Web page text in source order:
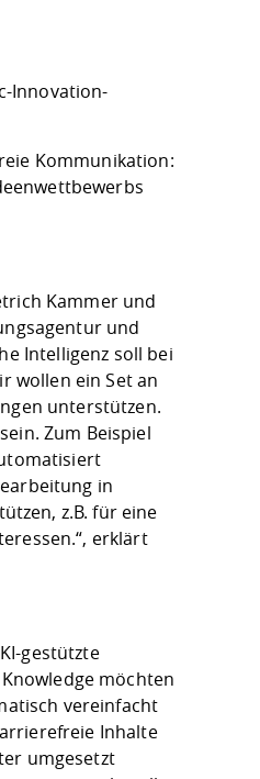
Innovation-
Kommunikation:
Kammer und
und
Intelligenz soll bei
wollen ein Set an
unterstützen.
Zum Beispiel
in
z.B. für eine
erklärt
gestützte
möchten
vereinfacht
Inhalte
umgesetzt